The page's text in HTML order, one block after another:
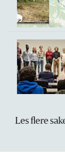
Les flere